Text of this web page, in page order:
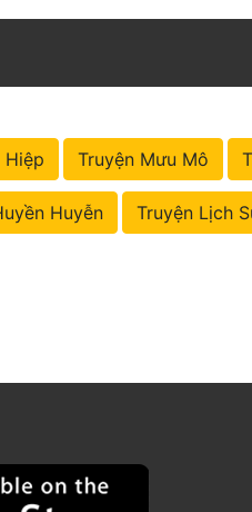
Hiệp Truyện Mưu Mô
Huyễn Truyện Lịch